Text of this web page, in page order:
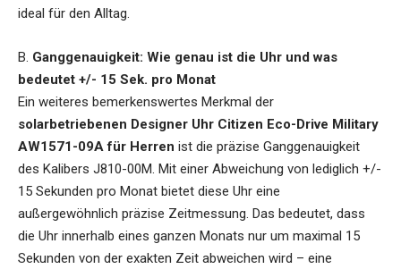
ideal für den Alltag.
B. Ganggenauigkeit: Wie genau ist die Uhr und was
bedeutet +/- 15 Sek. pro Monat
Ein weiteres bemerkenswertes Merkmal der
solarbetriebenen Designer Uhr Citizen Eco-Drive Military
AW1571-09A für Herren ist die präzise Ganggenauigkeit
des Kalibers J810-00M. Mit einer Abweichung von lediglich +/-
15 Sekunden pro Monat bietet diese Uhr eine
außergewöhnlich präzise Zeitmessung. Das bedeutet, dass
die Uhr innerhalb eines ganzen Monats nur um maximal 15
Sekunden von der exakten Zeit abweichen wird – eine